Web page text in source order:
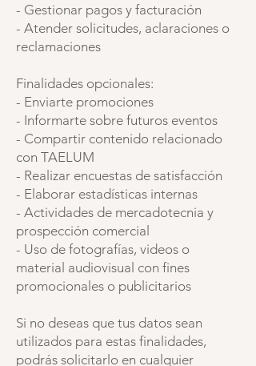
- Gestionar pagos y facturación
- Atender solicitudes, aclaraciones o
reclamaciones
Finalidades opcionales:
- Enviarte promociones
- Informarte sobre futuros eventos
- Compartir contenido relacionado
con TAELUM
- Realizar encuestas de satisfacción
- Elaborar estadísticas internas
- Actividades de mercadotecnia y
prospección comercial
- Uso de fotografías, videos o
material audiovisual con fines
promocionales o publicitarios
Si no deseas que tus datos sean
utilizados para estas finalidades,
podrás solicitarlo en cualquier